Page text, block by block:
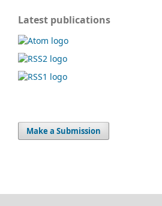
Latest publications
Make a Submission